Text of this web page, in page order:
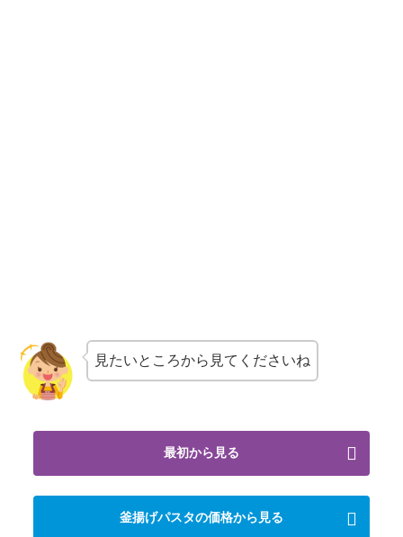
見たいところから見てくださいね
最初から見る
釜揚げパスタの価格から見る